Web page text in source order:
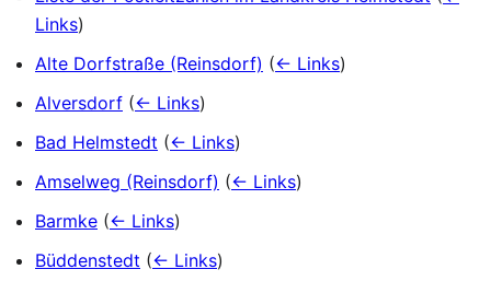
Links)
Alte Dorfstraße (Reinsdorf) (← Links)
Alversdorf (← Links)
Bad Helmstedt (← Links)
Amselweg (Reinsdorf) (← Links)
Barmke (← Links)
Büddenstedt (← Links)